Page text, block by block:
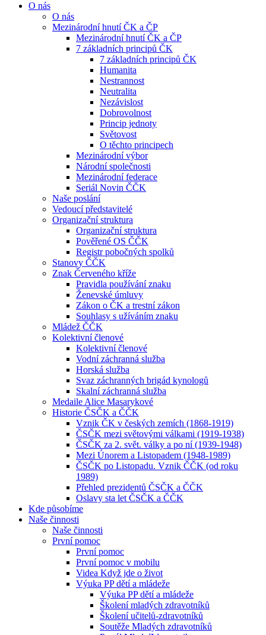
O nás
O nás
Mezinárodní hnutí ČK a ČP
Mezinárodní hnutí ČK a ČP
7 základních principů ČK
7 základních principů ČK
Humanita
Nestrannost
Neutralita
Nezávislost
Dobrovolnost
Princip jednoty
Světovost
O těchto principech
Mezinárodní výbor
Národní společnosti
Mezinárodní federace
Seriál Novin ČČK
Naše poslání
Vedoucí představitelé
Organizační struktura
Organizační struktura
Pověřené OS ČČK
Registr pobočných spolků
Stanovy ČČK
Znak Červeného kříže
Pravidla používání znaku
Ženevské úmluvy
Zákon o ČK a trestní zákon
Souhlasy s užíváním znaku
Mládež ČČK
Kolektivní členové
Kolektivní členové
Vodní záchranná služba
Horská služba
Svaz záchranných brigád kynologů
Skalní záchranná služba
Medaile Alice Masarykové
Historie ČSČK a ČČK
Vznik ČK v českých zemích (1868-1919)
ČSČK mezi světovými válkami (1919-1938)
ČSČK za 2. svět. války a po ní (1939-1948)
Mezi Únorem a Listopadem (1948-1989)
ČSČK po Listopadu. Vznik ČČK (od roku
1989)
Přehled prezidentů ČSČK a ČČK
Oslavy sta let ČSČK a ČČK
Kde působíme
Naše činnosti
Naše činnosti
První pomoc
První pomoc
První pomoc v mobilu
Videa Když jde o život
Výuka PP dětí a mládeže
Výuka PP dětí a mládeže
Školení mladých zdravotníků
Školení učitelů-zdravotníků
Soutěže Mladých zdravotníků